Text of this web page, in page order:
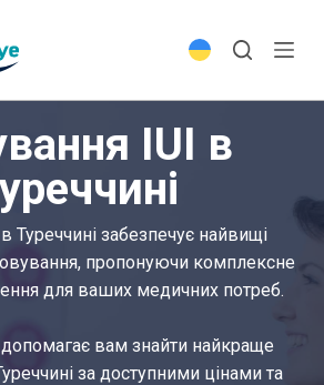
IUI в
Туреччині забезпечує найвищі
пропонуючи комплексне
для ваших медичних потреб.
вам знайти найкраще
за доступними цінами та